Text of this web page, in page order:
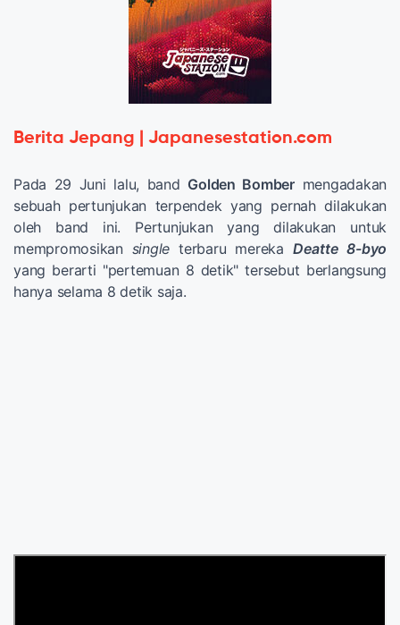
Berita Jepang | Japanesestation.com
Pada 29 Juni lalu, band Golden Bombermengadakan
sebuah pertunjukan terpendek yang pernah dilakukan
oleh band ini. Pertunjukan yang dilakukan untuk
mempromosikan single terbaru mereka Deatte 8-byo
yang berarti "pertemuan 8 detik" tersebut berlangsung
hanya selama 8 detik saja.